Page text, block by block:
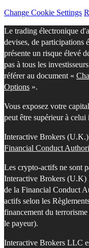
Change Cookie Settings
Le trading électronique
devises, de participations
présente un risque élevé
pas à tous les
référer au document «
Options ».
Vous exposez votre
peut être supérieur à
Interactive Brokers (U.K.)
Financial Conduct
Les crypto-actifs ne sont
Interactive Brokers (U.K)
de la Financial Conduct
actifs selon les
financement du
le payeur).
Interactive Brokers LLC